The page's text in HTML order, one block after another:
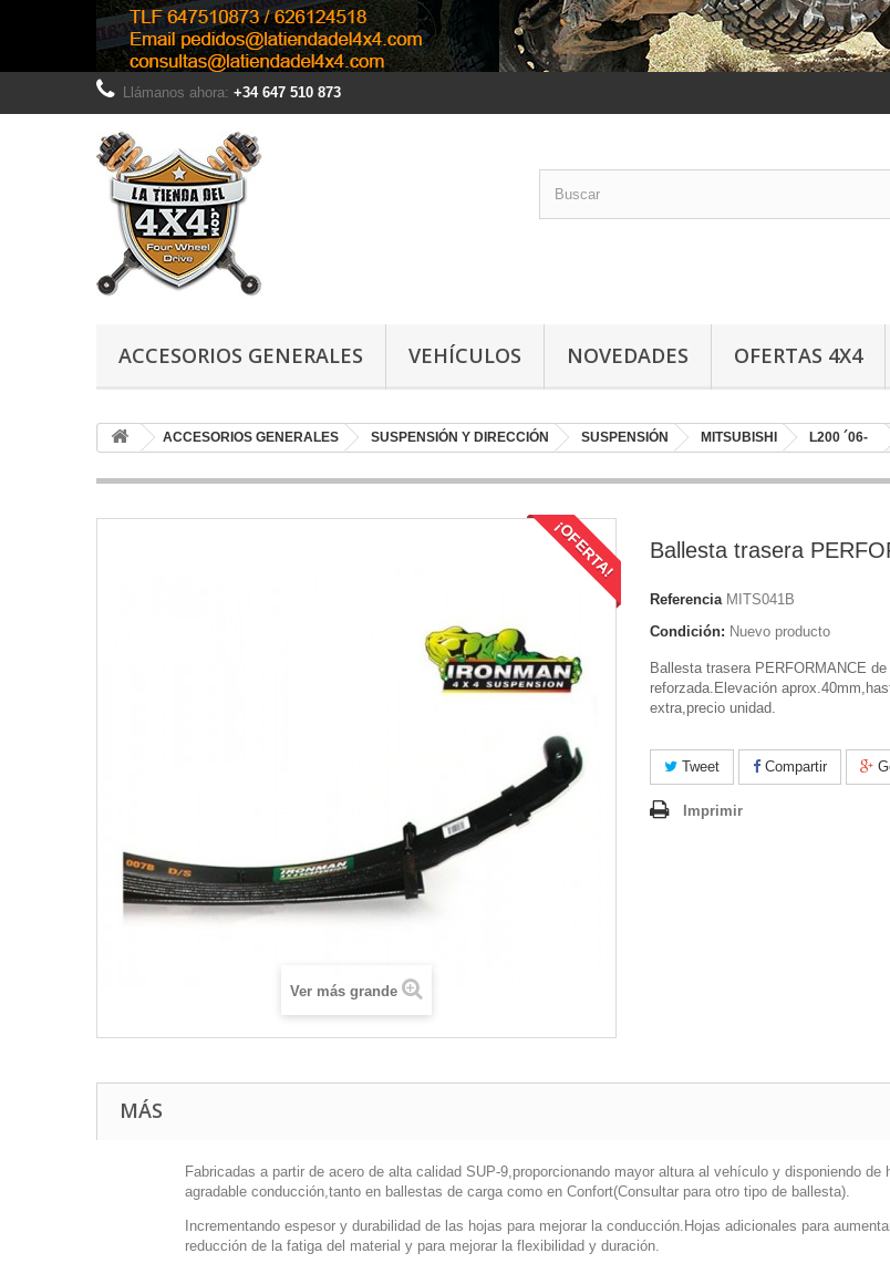
Llámanos ahora: +34 647 510 873
ACCESORIOS GENERALES VEHÍCULOS NOVEDADES OFERTAS 4X4
ACCESORIOS GENERALES SUSPENSIÓN Y DIRECCIÓN SUSPENSIÓN MITSUBISHI L200 ´06-
¡OFERTA!
Ver más grande
Ballesta trasera
Referencia MITS041B
Condición: Nuevo producto
Ballesta trasera PERFORMANCE
reforzada.Elevación
extra,precio unidad.
Tweet Compartir
Imprimir
MÁS
Fabricadas a partir de acero de alta calidad SUP-9,proporcionando mayor altura al vehículo y disponiendo
agradable conducción,tanto en ballestas de carga como en Confort(Consultar para otro tipo de ballesta).
Incrementando espesor y durabilidad de las hojas para mejorar la conducción.Hojas adicionales para
reducción de la fatiga del material y para mejorar la flexibilidad y duración.